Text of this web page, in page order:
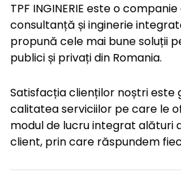
TPF INGINERIE este o
consultanță și inginerie
propună cele mai bune soluții
publici și privați din Romania.
Satisfacția clienților noștri este
calitatea serviciilor pe care le
modul de lucru integrat alături
client, prin care răspundem